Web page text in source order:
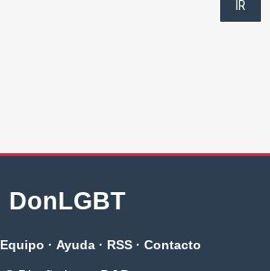
DonLGBT
Equipo · Ayuda · RSS · Contacto